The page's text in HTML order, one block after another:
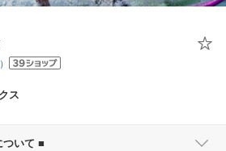
ス
ついて ■